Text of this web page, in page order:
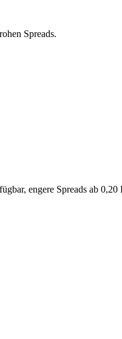
Spreads.
engere Spreads ab 0,20